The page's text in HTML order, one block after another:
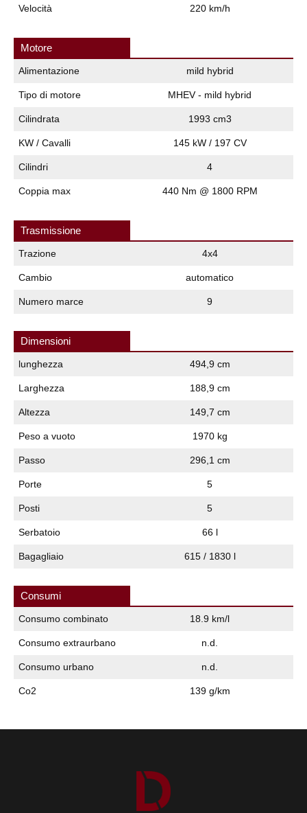
Velocità 220 km/h
Motore
Alimentazione mild hybrid
Tipo di motore MHEV - mild hybrid
Cilindrata 1993 cm3
KW / Cavalli 145 kW / 197 CV
Cilindri 4
Coppia max 440 Nm @ 1800 RPM
Trasmissione
Trazione 4x4
Cambio automatico
Numero marce 9
Dimensioni
lunghezza 494,9 cm
Larghezza 188,9 cm
Altezza 149,7 cm
Peso a vuoto 1970 kg
Passo 296,1 cm
Porte 5
Posti 5
Serbatoio 66 l
Bagagliaio 615 / 1830 l
Consumi
Consumo combinato 18.9 km/l
Consumo extraurbano n.d.
Consumo urbano n.d.
Co2 139 g/km